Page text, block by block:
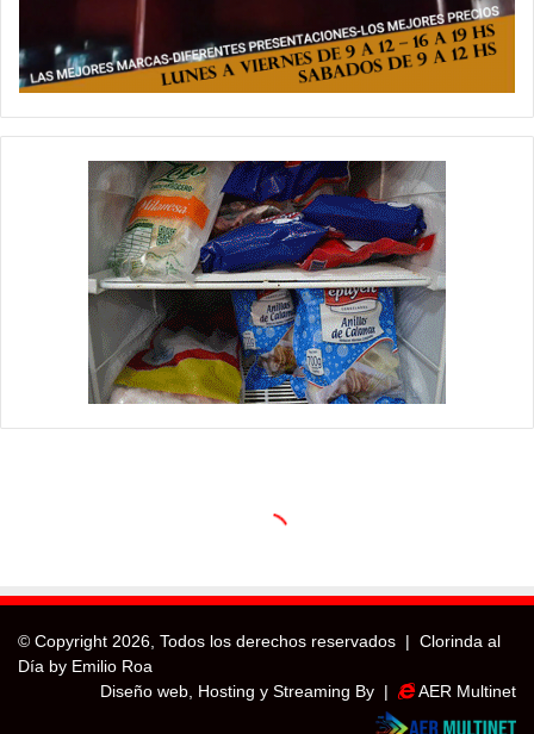
© Copyright 2026, Todos los derechos reservados | Clorinda al
Día by Emilio Roa
Diseño web, Hosting y Streaming By |
AER Multinet